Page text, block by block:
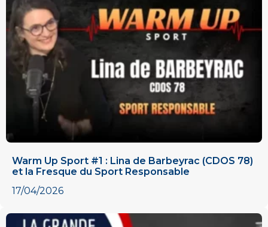
Warm Up Sport #1 : Lina de Barbeyrac (CDOS 78)
et la Fresque du Sport Responsable
17/04/2026